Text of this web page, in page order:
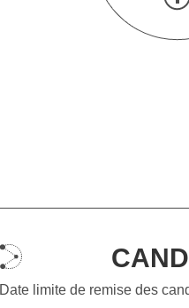
Date limite de remise des